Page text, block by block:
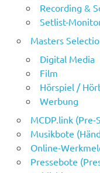
Recording &
Setlist-
Masters
Digital Media
Film
Hörspiel /
Werbung
MCDP.link (Pre-
Musikbote
Online-
Pressebote